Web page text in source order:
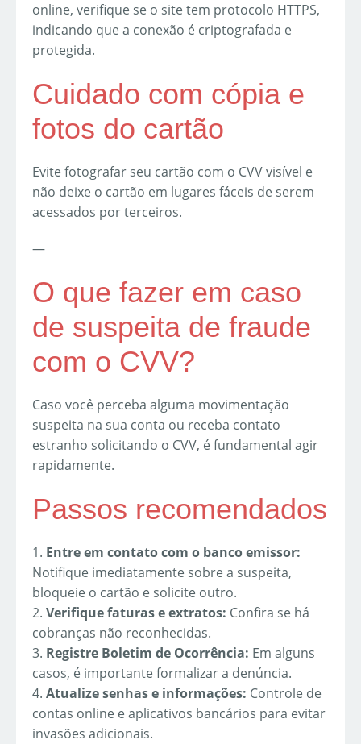
online, verifique se o site tem protocolo HTTPS,
indicando que a conexão é criptografada e
protegida.
Cuidado com cópia e
fotos do cartão
Evite fotografar seu cartão com o CVV visível e
não deixe o cartão em lugares fáceis de serem
acessados por terceiros.
—
O que fazer em caso
de suspeita de fraude
com o CVV?
Caso você perceba alguma movimentação
suspeita na sua conta ou receba contato
estranho solicitando o CVV, é fundamental agir
rapidamente.
Passos recomendados
1. Entre em contato com o banco emissor:
Notifique imediatamente sobre a suspeita,
bloqueie o cartão e solicite outro.
2. Verifique faturas e extratos: Confira se há
cobranças não reconhecidas.
3. Registre Boletim de Ocorrência: Em alguns
casos, é importante formalizar a denúncia.
4. Atualize senhas e informações: Controle de
contas online e aplicativos bancários para evitar
invasões adicionais.